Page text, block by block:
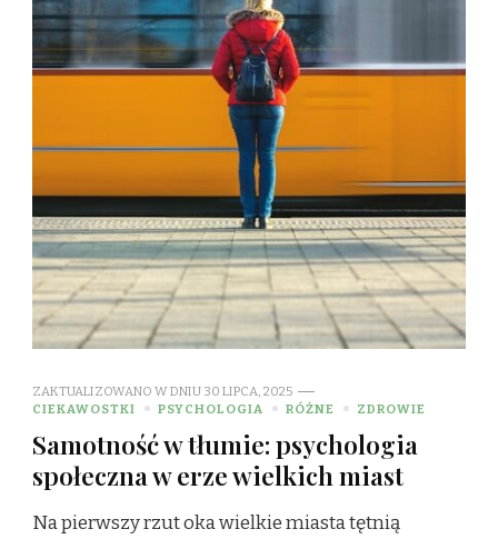
ZAKTUALIZOWANO W DNIU 30 LIPCA, 2025
CIEKAWOSTKI
PSYCHOLOGIA RÓŻNE ZDROWIE
Samotność w tłumie: psychologia
społeczna w erze wielkich miast
Na pierwszy rzut oka wielkie miasta tętnią